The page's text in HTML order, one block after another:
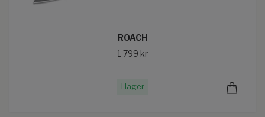
ROACH
1 799 kr
I lager